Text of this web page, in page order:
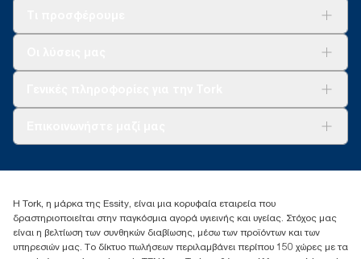
+302102705722
17th klm.National Road Athens-Lamia &2 Kalamatas
14564 N.Kifissia, Athens-Greece
Mob: +306932474930 (για Ελλάδα & Κύπρο)
Η Tork, η μάρκα της Essity, είναι μια κορυφαία εταιρεία που
δραστηριοποιείται στην παγκόσμια αγορά υγιεινής και υγείας. Στόχος μας
είναι η βελτίωση των συνθηκών διαβίωσης, μέσω των προϊόντων και των
υπηρεσιών μας. Το δίκτυο πωλήσεων περιλαμβάνει περίπου 150 χώρες με τα